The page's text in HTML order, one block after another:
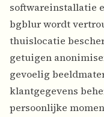
softwareinstallatie
bgblur wordt
thuislocatie
getuigen
gevoelig
klantgegevens
persoonlijke